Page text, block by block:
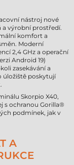
nástroj nové
a výrobní prostředí.
komfort a
Moderní
2,4 GHz a operační
Android 19)
zasekávání a
úložiště poskytují
Skorpio X40,
s ochranou Gorilla®
podmínek, jak v
A